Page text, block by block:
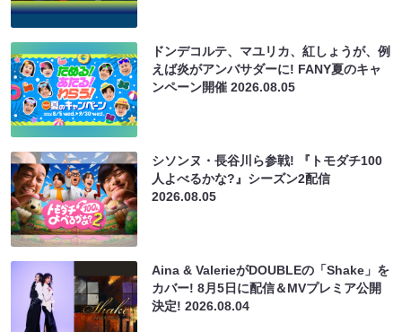
ドンデコルテ、マユリカ、紅しょうが、例
えば炎がアンバサダーに! FANY夏のキャ
ンペーン開催2026.08.05
シソンヌ・長谷川ら参戦! 『トモダチ100
人よべるかな?』シーズン2配信
2026.08.05
Aina & ValerieがDOUBLEの「Shake」を
カバー! 8月5日に配信＆MVプレミア公開
決定!2026.08.04